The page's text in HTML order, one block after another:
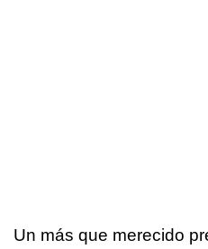
Un más que merecido